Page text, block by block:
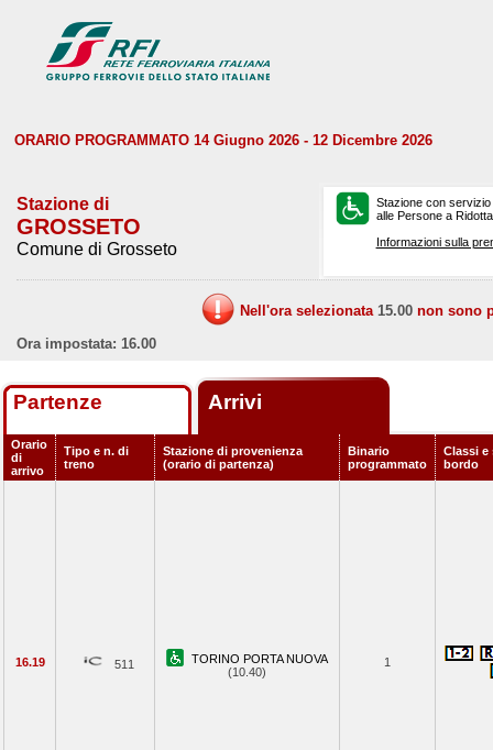
ORARIO PROGRAMMATO 14 Giugno 2026 - 12 Dicembre 2026
Stazione di
GROSSETO
Comune di Grosseto
Stazione con
alle Persone a
Informazioni sulla
Nell'ora selezionata 15.00 non sono
Ora impostata: 16.00
Partenze Arrivi
Orario
di
arrivo
Tipo e n. di
treno
Stazione di provenienza
(orario di partenza)
Binario
programmato
Classi e
bordo
16.19 511
TORINO PORTA NUOVA
(10.40)
1